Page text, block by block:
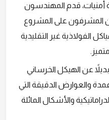
قدم المهندسون
المشرفون على المشروع
الفولاذية غير التقليدية
عن الهيكل الخرساني
والعوارض الدقيقة التي
والأشكال المائلة